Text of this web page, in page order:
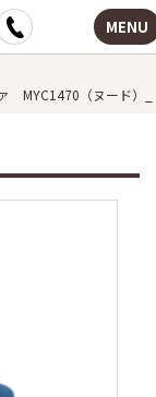
MENU
MYC1470（ヌード）_